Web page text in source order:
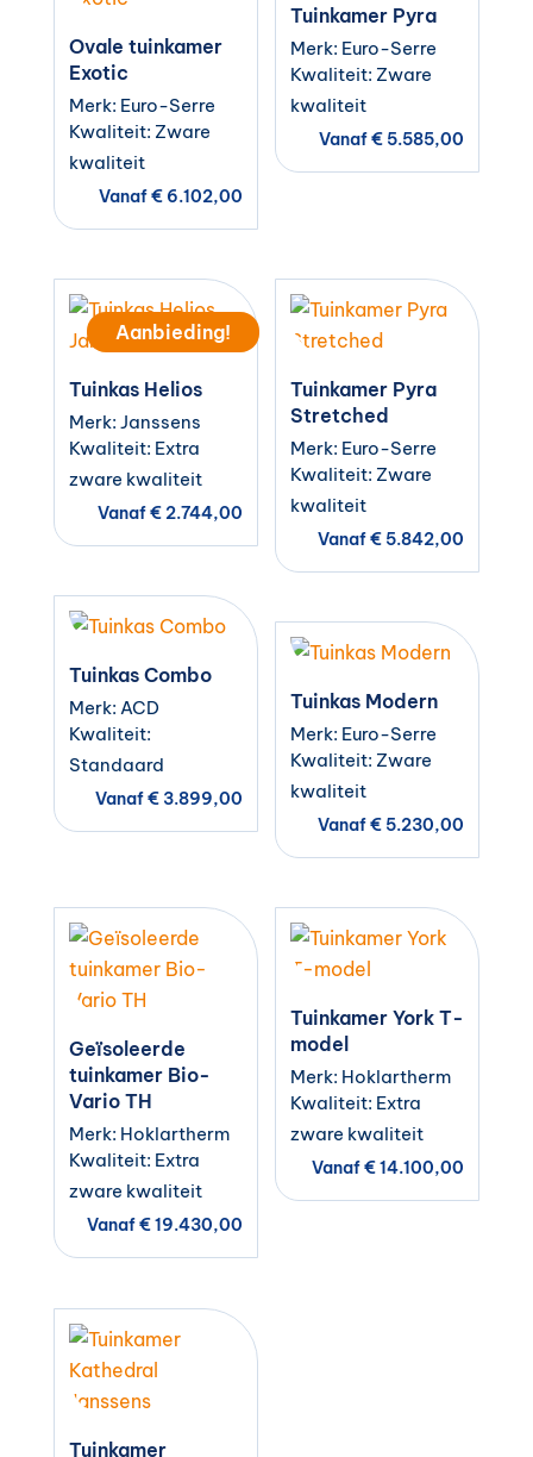
Ovale tuinkamer
Exotic
Merk: Euro-Serre
Kwaliteit: Zware
kwaliteit
Vanaf€6.102,00
Tuinkamer Pyra
Merk: Euro-Serre
Kwaliteit: Zware
kwaliteit
Vanaf€ 5.585,00
Aanbieding!
Tuinkas Helios
Merk: Janssens
Kwaliteit: Extra
zware kwaliteit
Vanaf€2.744,00
Tuinkamer Pyra
Stretched
Merk: Euro-Serre
Kwaliteit: Zware
kwaliteit
Vanaf€ 5.842,00
Tuinkas Combo
Merk: ACD
Kwaliteit:
Standaard
Vanaf€3.899,00
Tuinkas Modern
Merk: Euro-Serre
Kwaliteit: Zware
kwaliteit
Vanaf€ 5.230,00
Geïsoleerde
tuinkamer Bio-
Vario TH
Merk: Hoklartherm
Kwaliteit: Extra
zware kwaliteit
Vanaf€19.430,00
Tuinkamer York T-
model
Merk: Hoklartherm
Kwaliteit: Extra
zware kwaliteit
Vanaf€14.100,00
Tuinkamer